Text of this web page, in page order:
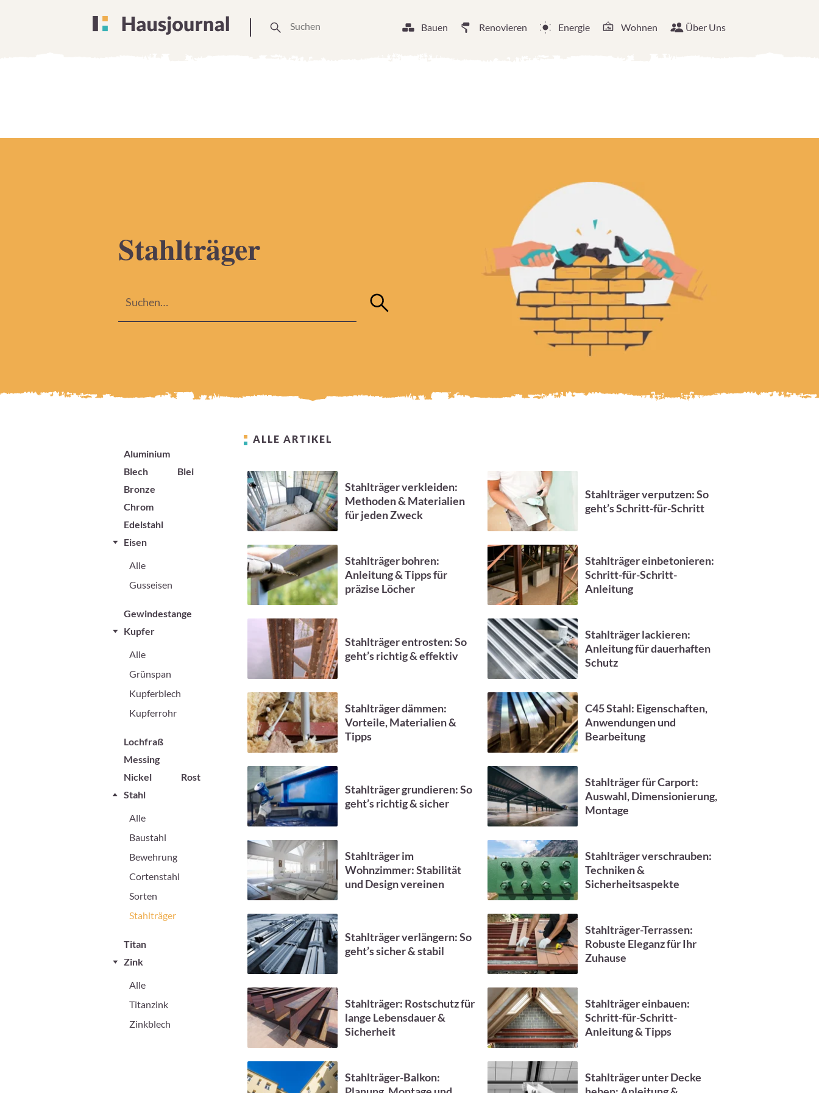
Bauen Renovieren Energie Wohnen Über Uns
Stahlträger
Aluminium
Blech
Blei
Bronze
Chrom
Edelstahl
Eisen
Alle
Gusseisen
Gewindestange
Kupfer
Alle
Grünspan
Kupferblech
Kupferrohr
Lochfraß
Messing
Nickel
Rost
Stahl
Alle
Baustahl
Bewehrung
Cortenstahl
Sorten
Stahlträger
Titan
Zink
Alle
Titanzink
Zinkblech
ALLE ARTIKEL
Stahlträger verkleiden:
Methoden & Materialien
für jeden Zweck
Stahlträger verputzen: So
geht’s Schritt-für-Schritt
Stahlträger bohren:
Anleitung & Tipps für
präzise Löcher
Stahlträger einbetonieren:
Schritt-für-Schritt-
Anleitung
Stahlträger entrosten: So
geht’s richtig & effektiv
Stahlträger lackieren:
Anleitung für dauerhaften
Schutz
Stahlträger dämmen:
Vorteile, Materialien &
Tipps
C45 Stahl: Eigenschaften,
Anwendungen und
Bearbeitung
Stahlträger grundieren: So
geht’s richtig & sicher
Stahlträger für Carport:
Auswahl, Dimensionierung,
Montage
Stahlträger im
Wohnzimmer: Stabilität
und Design vereinen
Stahlträger verschrauben:
Techniken &
Sicherheitsaspekte
Stahlträger verlängern: So
geht’s sicher & stabil
Stahlträger-Terrassen:
Robuste Eleganz für Ihr
Zuhause
Stahlträger: Rostschutz für
lange Lebensdauer &
Sicherheit
Stahlträger einbauen:
Schritt-für-Schritt-
Anleitung & Tipps
Stahlträger-Balkon:
Stahlträger unter Decke